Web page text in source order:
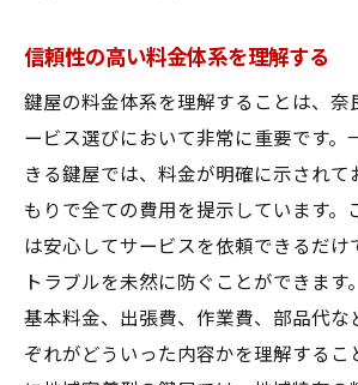
信頼性の高い料金体系を理解する
鍵屋の料金体系を理解することは、奈
ービス選びにおいて非常に重要です。
きる鍵屋では、料金が明確に示されて
もりで全ての費用を提示しています。
は安心してサービスを依頼できるだけ
トラブルを未然に防ぐことができます
基本料金、出張費、作業費、部品代な
ぞれがどういった内容かを理解するこ